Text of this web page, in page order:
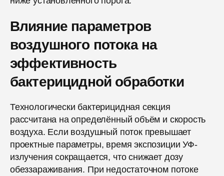
Влияние параметров
воздушного потока на
эффективность
бактерицидной обработки
Технологически бактерицидная секция
рассчитана на определённый объём и скорость
воздуха. Если воздушный поток превышает
проектные параметры, время экспозиции УФ-
излучения сокращается, что снижает дозу
обеззараживания. При недостаточном потоке